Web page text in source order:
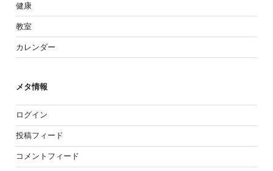
健康
教室
カレンダー
メタ情報
ログイン
投稿フィード
コメントフィード